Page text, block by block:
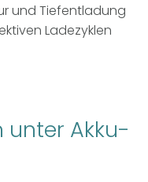
und Tiefentladung
Ladezyklen
Akku-